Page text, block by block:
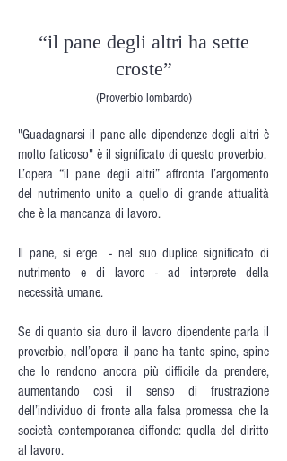
“il pane degli altri ha sette
croste”
(Proverbio lombardo)
"Guadagnarsi il pane alle dipendenze degli altri è
molto faticoso" è il significato di questo proverbio.
L’opera “il pane degli altri” affronta l’argomento
del nutrimento unito a quello di grande attualità
che è la mancanza di lavoro.
Il pane, si erge - nel suo duplice significato di
nutrimento e di lavoro - ad interprete della
necessità umane.
Se di quanto sia duro il lavoro dipendente parla il
proverbio, nell’opera il pane ha tante spine, spine
che lo rendono ancora più difficile da prendere,
aumentando così il senso di frustrazione
dell’individuo di fronte alla falsa promessa che la
società contemporanea diffonde: quella del diritto
al lavoro.